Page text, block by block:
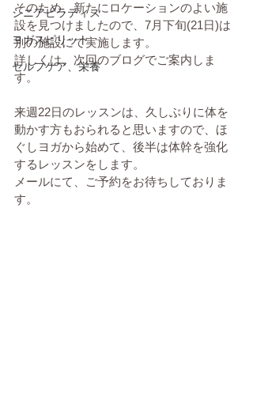
シニアピラティス
ヨガスピリット
セルフケア、栄養
そのため、新たにロケーションのよい施
設を見つけましたので、7月下旬(21日)は
別の施設にて実施します。
詳しくは、次回のブログでご案内しま
す。
来週22日のレッスンは、久しぶりに体を
動かす方もおられると思いますので、ほ
ぐしヨガから始めて、後半は体幹を強化
するレッスンをします。
メールにて、ご予約をお待ちしておりま
す。